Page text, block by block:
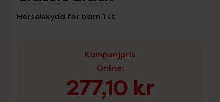
Hörselskydd för barn 1 st
Kampanjpris
Online:
277,10 kr